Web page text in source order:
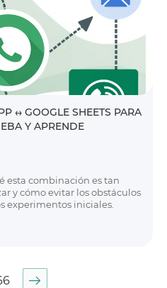
↔ GOOGLE SHEETS PARA
Y APRENDE
esta combinación es tan
y cómo evitar los obstáculos
experimentos iniciales.